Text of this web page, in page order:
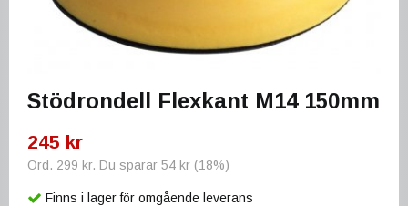
Stödrondell Flexkant M14 150mm
245 kr
Ord. 299 kr. Du sparar 54 kr (18%)
Finns i lager för omgående leverans